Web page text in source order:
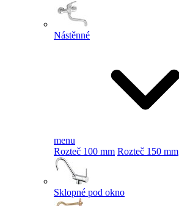
Nástěnné
menu
Rozteč 100 mm Rozteč 150 mm
Sklopné pod okno